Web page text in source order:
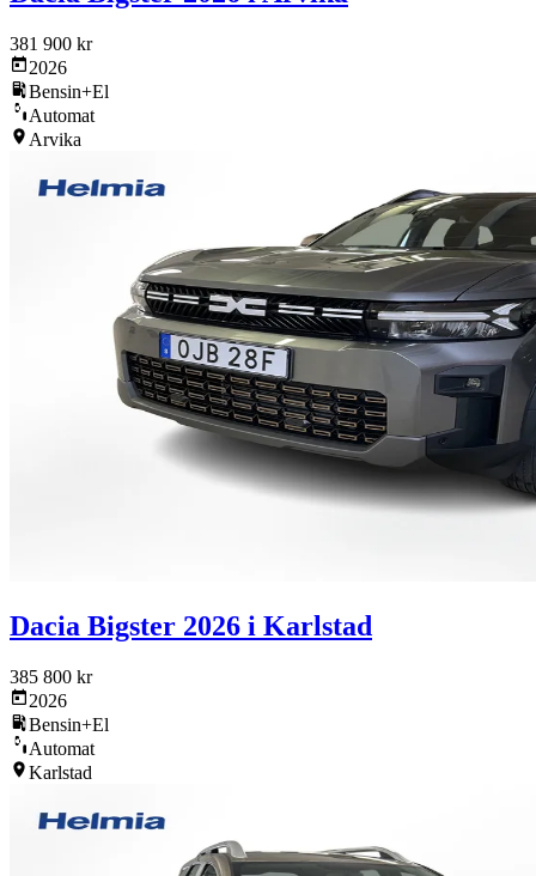
381 900 kr
2026
Bensin+El
Automat
Arvika
Dacia Bigster 2026 i Karlstad
385 800 kr
2026
Bensin+El
Automat
Karlstad